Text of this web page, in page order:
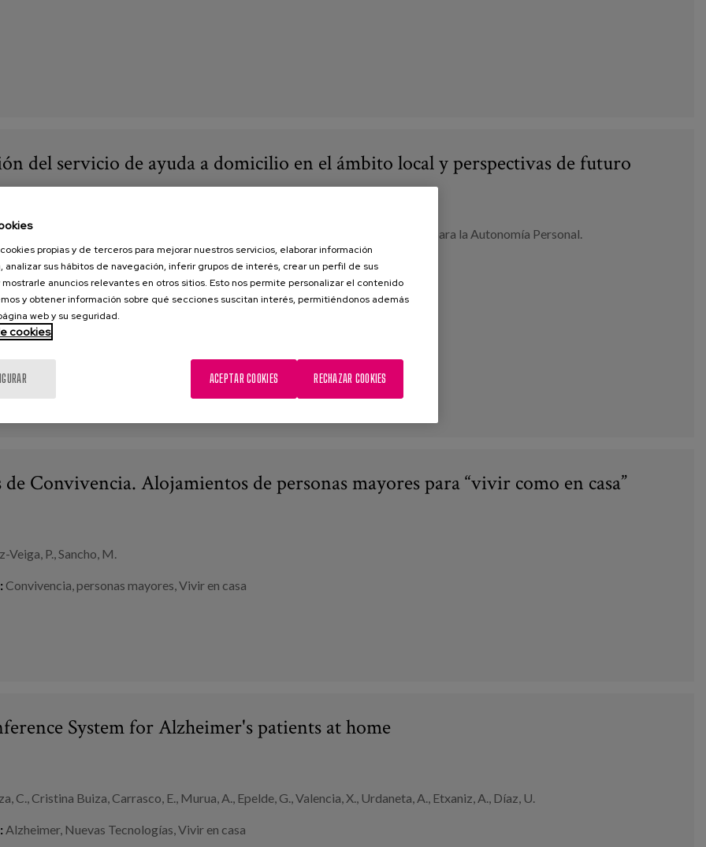
del servicio de ayuda a domicilio en el ámbito local y perspectivas de futuro
Española de Municipios y Provincial, Fundación Caser, Fundación Pilares para la Autonomía Personal.
Atención domiciliaria,Vivir en casa,SAD,LAPAD
de Convivencia. Alojamientos de personas mayores para “vivir como en casa”
Veiga, P., Sancho, M.
Convivencia,personas mayores,Vivir en casa
System for Alzheimer's patients at home
C., Cristina Buiza, Carrasco, E., Murua, A., Epelde, G., Valencia, X., Urdaneta, A., Etxaniz, A., Díaz, U.
Alzheimer, Nuevas Tecnologías,Vivir en casa
propias y de terceros para mejorar nuestros servicios, elaborar información
analizar sus hábitos de navegación, inferir grupos de interés, crear un perfil de sus
anuncios relevantes en otros sitios. Esto nos permite personalizar el contenido
y obtener información sobre qué secciones suscitan interés, permitiéndonos además
web y su seguridad.
cookies
RECHAZAR COOKIES
ACEPTAR COOKIES